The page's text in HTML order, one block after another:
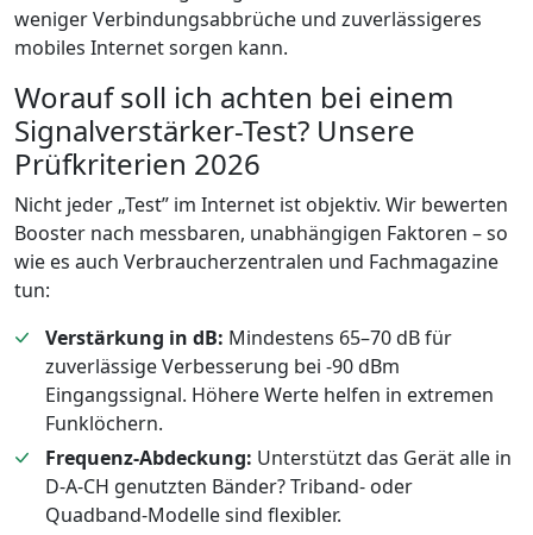
weniger Verbindungsabbrüche und zuverlässigeres
mobiles Internet sorgen kann.
Worauf soll ich achten bei einem
Signalverstärker-Test? Unsere
Prüfkriterien 2026
Nicht jeder „Test” im Internet ist objektiv. Wir bewerten
Booster nach messbaren, unabhängigen Faktoren – so
wie es auch Verbraucherzentralen und Fachmagazine
tun:
Verstärkung in dB: Mindestens 65–70 dB für
zuverlässige Verbesserung bei -90 dBm
Eingangssignal. Höhere Werte helfen in extremen
Funklöchern.
Frequenz-Abdeckung: Unterstützt das Gerät alle in
D-A-CH genutzten Bänder? Triband- oder
Quadband-Modelle sind flexibler.